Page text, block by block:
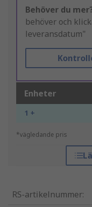
Behöver du
behöver och
leveransdatum"
Enheter
1 +
*vägledande pris
RS-artikelnummer: